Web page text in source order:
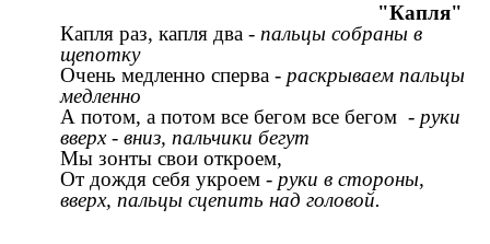
"Капля"
Капля раз, капля два - пальцы собраны в
щепотку
Очень медленно сперва - раскрываем пальцы
медленно
А потом, а потом все бегом все бегом - руки
вверх - вниз, пальчики бегут
Мы зонты свои откроем,
От дождя себя укроем - руки в стороны,
вверх, пальцы сцепить над головой.